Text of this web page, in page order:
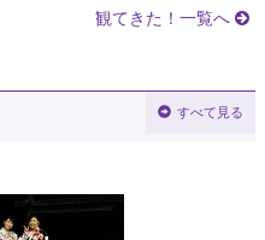
観てきた！一覧へ
すべて見る